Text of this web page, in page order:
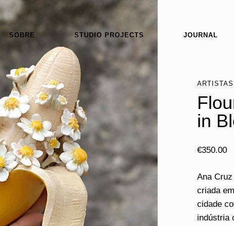
SOBRE STUDIO PROJECTS JOURNAL
ARTISTAS
in
€350.00
Ana
criada
cidade
indústria